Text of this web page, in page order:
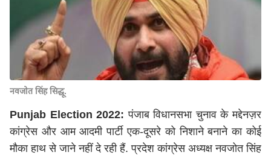
नवजोत सिंह सिद्धू.
Punjab Election 2022: पंजाब विधानसभा चुनाव के मद्देनज़र
कांग्रेस और आम आदमी पार्टी एक-दूसरे को निशाने बनाने का कोई
मौका हाथ से जाने नहीं दे रही हैं. प्रदेश कांग्रेस अध्यक्ष नवजोत सिंह